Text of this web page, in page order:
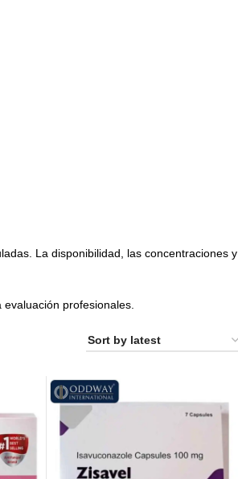
La disponibilidad, las concentraciones y
profesionales.